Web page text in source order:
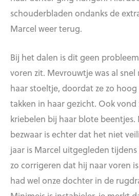
schouderbladen ondanks de
Marcel weer terug.
Bij het dalen is dit geen
voren zit. Mevrouwtje was al
haar stoeltje, doordat ze zo hoog
takken in haar gezicht. Ook
kriebelen bij haar blote
bezwaar is echter dat het niet
jaar is Marcel uitgegleden
zo corrigeren dat hij naar voren
had wel onze dochter in de